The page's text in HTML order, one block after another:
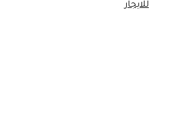
للايجار